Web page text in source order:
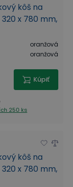
kôš na
x 780 mm,
oranžová
oranžová
Kúpiť
250 ks
kôš na
x 780 mm,